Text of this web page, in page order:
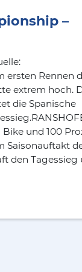
–
ersten Rennen
extrem hoch.
die Spanische
Bike und 100
Saisonauftakt
den Tagessieg